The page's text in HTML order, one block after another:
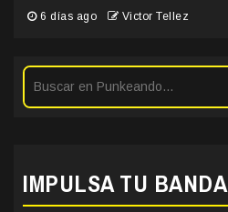
6 días ago Victor Tellez
IMPULSA TU BANDA